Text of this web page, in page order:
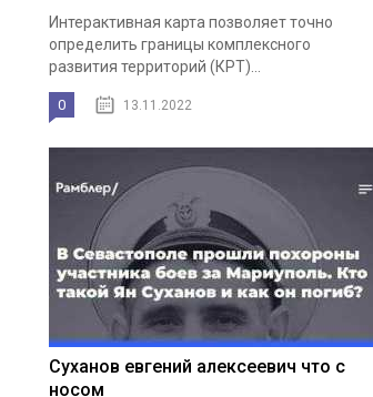
Интерактивная карта позволяет точно
определить границы комплексного
развития территорий (КРТ)...
0 13.11.2022
Суханов евгений алексеевич что с
носом